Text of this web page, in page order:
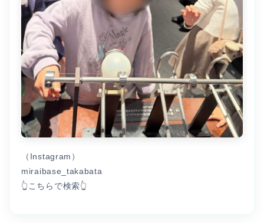
（Instagram）
miraibase_takabata
👆こちらで検索👆